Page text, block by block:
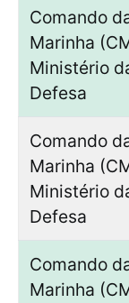
Comando
Marinha
Ministério
Defesa
Comando
Marinha
Ministério
Defesa
Comando
Marinha